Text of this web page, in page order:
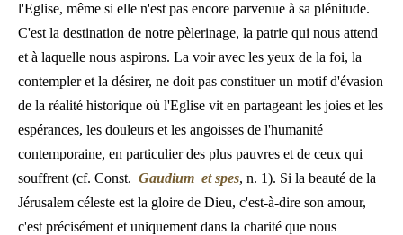
l'Eglise, même si elle n'est pas encore parvenue à sa plénitude.
C'est la destination de notre pèlerinage, la patrie qui nous attend
et à laquelle nous aspirons. La voir avec les yeux de la foi, la
contempler et la désirer, ne doit pas constituer un motif d'évasion
de la réalité historique où l'Eglise vit en partageant les joies et les
espérances, les douleurs et les angoisses de l'humanité
contemporaine, en particulier des plus pauvres et de ceux qui
souffrent (cf. Const. Gaudium et spes, n. 1). Si la beauté de la
Jérusalem céleste est la gloire de Dieu, c'est-à-dire son amour,
c'est précisément et uniquement dans la charité que nous